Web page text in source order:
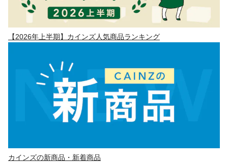
【2026年上半期】カインズ人気商品ランキング
カインズの新商品・新着商品